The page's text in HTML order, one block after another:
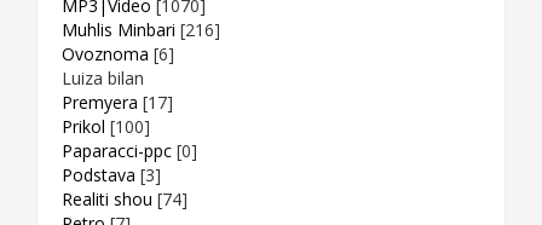
MP3|Video [1070]
Muhlis Minbari [216]
Ovoznoma [6]
Luiza bilan
Premyera [17]
Prikol [100]
Paparacci-ppc [0]
Podstava [3]
Realiti shou [74]